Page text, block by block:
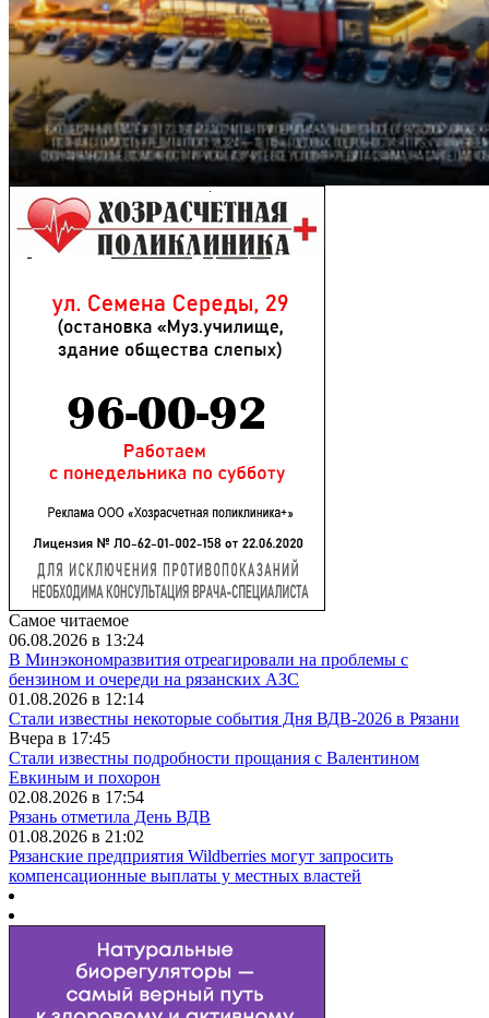
Самое читаемое
06.08.2026 в 13:24
В Минэкономразвития отреагировали на проблемы с
бензином и очереди на рязанских АЗС
01.08.2026 в 12:14
Стали известны некоторые события Дня ВДВ-2026 в Рязани
Вчера в 17:45
Стали известны подробности прощания с Валентином
Евкиным и похорон
02.08.2026 в 17:54
Рязань отметила День ВДВ
01.08.2026 в 21:02
Рязанские предприятия Wildberries могут запросить
компенсационные выплаты у местных властей